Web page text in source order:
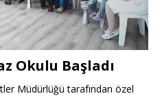
Okulu Başladı
Müdürlüğü tarafından özel